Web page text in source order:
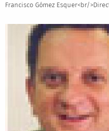
Francisco Gómez Esquer<br/